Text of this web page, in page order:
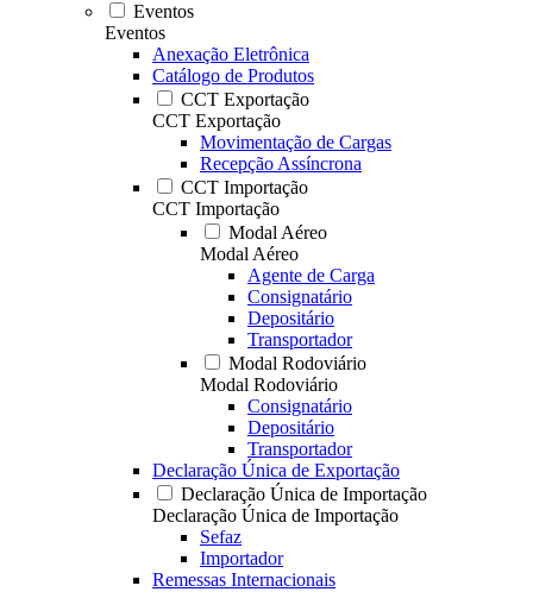
Eventos
Eventos
Anexação Eletrônica
Catálogo de Produtos
CCT Exportação
CCT Exportação
Movimentação de Cargas
Recepção Assíncrona
CCT Importação
CCT Importação
Modal Aéreo
Modal Aéreo
Agente de Carga
Consignatário
Depositário
Transportador
Modal Rodoviário
Modal Rodoviário
Consignatário
Depositário
Transportador
Declaração Única de Exportação
Declaração Única de Importação
Declaração Única de Importação
Sefaz
Importador
Remessas Internacionais